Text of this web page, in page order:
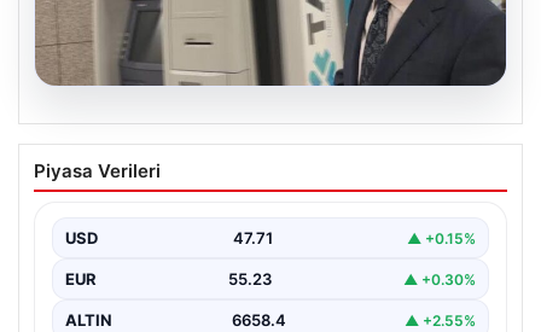
06.08.2026
Ertuğrul Özkök’ün Hakaret İddiaları
Üzerine İfade Verdiği Detaylar
hakaret' suçlamasıyla yürütülen soruşturma
kapsamında alınan ifadesinde, bu tür…
Piyasa Verileri
USD 47.71 ▲ +0.15%
EUR 55.23 ▲ +0.30%
ALTIN 6658.4 ▲ +2.55%